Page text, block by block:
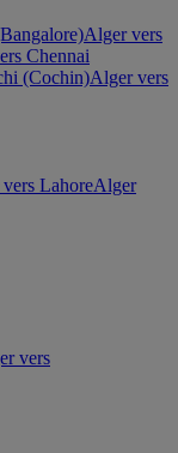
Alger vers
Chennai
(Cochin)Alger vers
LahoreAlger
vers